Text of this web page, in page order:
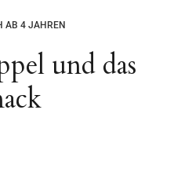
AB 4 JAHREN
und das